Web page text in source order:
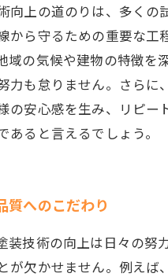
向上の道のりは、多く
から守るための重要な
域の気候や建物の特徴
力も怠りません。さら
の安心感を生み、リピ
ると言えるでしょう。
質へのこだわり
装技術の向上は日々の
が欠かせません。例え